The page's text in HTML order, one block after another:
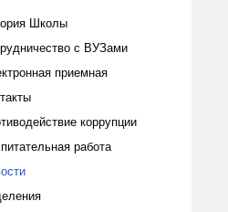
Школы
с ВУЗами
приемная
коррупции
работа